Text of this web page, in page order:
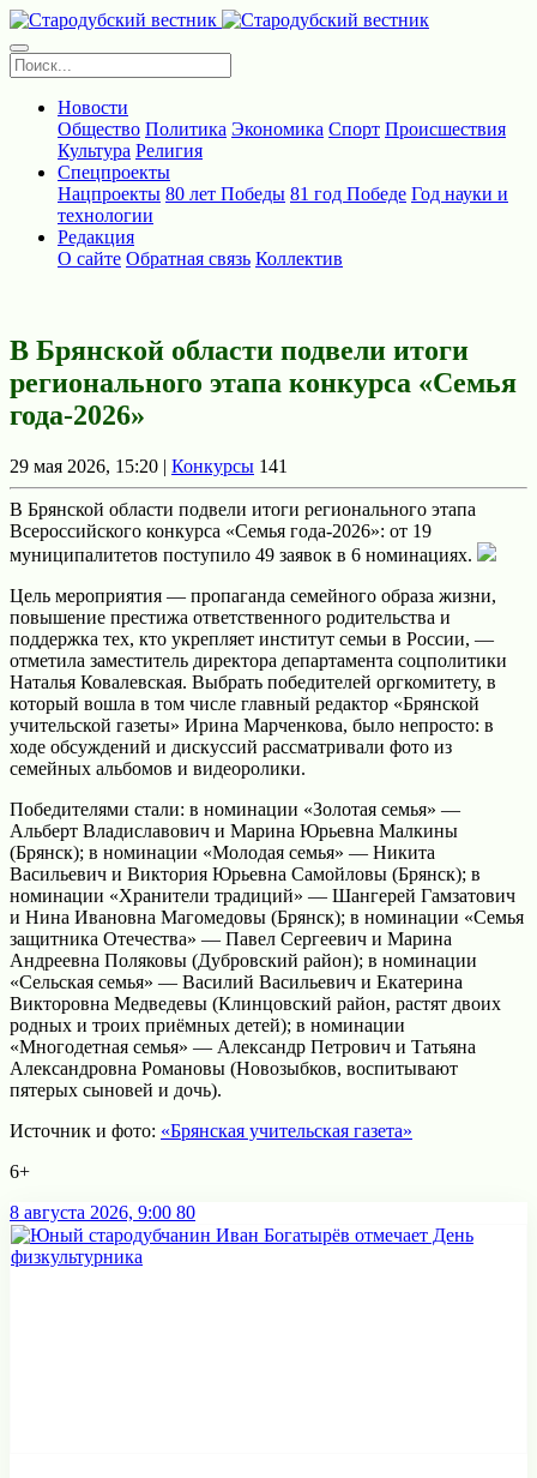
Новости
Общество Политика Экономика Спорт Происшествия
Культура Религия
Спецпроекты
Нацпроекты 80 лет Победы 81 год Победе Год науки и
технологии
Редакция
О сайте Обратная связь Коллектив
В Брянской области подвели итоги
регионального этапа конкурса «Семья
года-2026»
29 мая 2026, 15:20 | Конкурсы 141
В Брянской области подвели итоги регионального этапа
Всероссийского конкурса «Семья года‑2026»: от 19
муниципалитетов поступило 49 заявок в 6 номинациях.
Цель мероприятия — пропаганда семейного образа жизни,
повышение престижа ответственного родительства и
поддержка тех, кто укрепляет институт семьи в России, —
отметила заместитель директора департамента соцполитики
Наталья Ковалевская. Выбрать победителей оргкомитету, в
который вошла в том числе главный редактор «Брянской
учительской газеты» Ирина Марченкова, было непросто: в
ходе обсуждений и дискуссий рассматривали фото из
семейных альбомов и видеоролики.
Победителями стали: в номинации «Золотая семья» —
Альберт Владиславович и Марина Юрьевна Малкины
(Брянск); в номинации «Молодая семья» — Никита
Васильевич и Виктория Юрьевна Самойловы (Брянск); в
номинации «Хранители традиций» — Шангерей Гамзатович
и Нина Ивановна Магомедовы (Брянск); в номинации «Семья
защитника Отечества» — Павел Сергеевич и Марина
Андреевна Поляковы (Дубровский район); в номинации
«Сельская семья» — Василий Васильевич и Екатерина
Викторовна Медведевы (Клинцовский район, растят двоих
родных и троих приёмных детей); в номинации
«Многодетная семья» — Александр Петрович и Татьяна
Александровна Романовы (Новозыбков, воспитывают
пятерых сыновей и дочь).
Источник и фото: «Брянская учительская газета»
6+
8 августа 2026, 9:00 80